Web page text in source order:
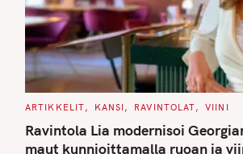
C
T
E
G
ARTIKKELIT KANSI RAVINTOLAT VIINI
Ravintola Lia modernisoi
maut kunnioittamalla ruoan ja